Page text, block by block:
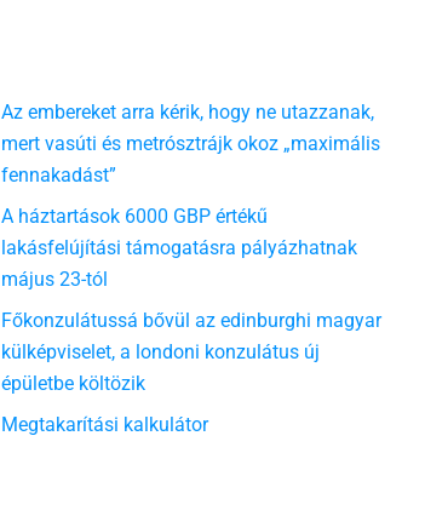
Az embereket arra kérik, hogy ne utazzanak,
mert vasúti és metrósztrájk okoz „maximális
fennakadást”
A háztartások 6000 GBP értékű
lakásfelújítási támogatásra pályázhatnak
május 23-tól
Főkonzulátussá bővül az edinburghi magyar
külképviselet, a londoni konzulátus új
épületbe költözik
Megtakarítási kalkulátor